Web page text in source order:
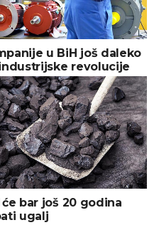
u BiH još daleko
revolucije
će bar još 20 godina
ugalj